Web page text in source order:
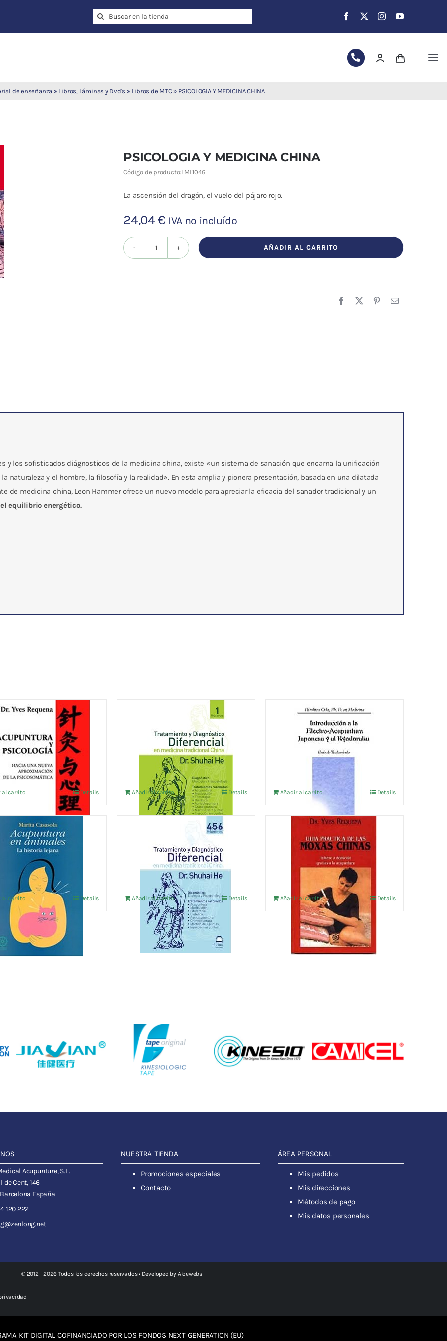
Search
de enseñanza » Libros, Láminas y Dvd's » Libros de MTC» PSICOLOGIA Y MEDICINA CHINA
PSICOLOGIA Y MEDICINA CHINA
Código de producto:LML1046
La ascensión del dragón, el vuelo del pájaro rojo.
24,04€ IVA no incluído
PSICOLOGIA
AÑADIR AL CARRITO
y los sofisticados diágnosticos de la medicina china, existe «un sistema de sanación que encarna la unificación
naturaleza y el hombre, la filosofía y la realidad». En esta amplia y pionera presentación, basada en una dilatada
de medicina china, Leon Hammer ofrece un nuevo modelo para apreciar la eficacia del sanador tradicional y un
equilibrio energético.
Y PSICOLOGIA
al carrito Details
DIAGNOSTICO DIFERENCIAL
EN M.T.C. VOL.1
IVA no incluído
Añadir al carrito Details
INTRODUCCION A LA
ELECTRO-ACUPUNTURA
JAPONESA Y AL
RYODORAKU
IVA no incluído
Añadir al carrito Details
EN ANIMALES
IVA no incluído
al carrito Details
EN M.T.C. VOL.4-5-6
IVA no incluído
Añadir al carrito Details
MOXAS CHINAS
IVA no incluído
Añadir al carrito Details
Acupunture, S.L.
de Cent, 146
España
120 222
NUESTRA TIENDA
Promociones especiales
Contacto
ÁREA PERSONAL
Mis pedidos
Mis direcciones
Métodos de pago
Mis datos personales
© 2012 - 2026 Todos los derechos reservados • Developed by Aloewebs
KIT DIGITAL COFINANCIADO POR LOS FONDOS NEXT GENERATION (EU)